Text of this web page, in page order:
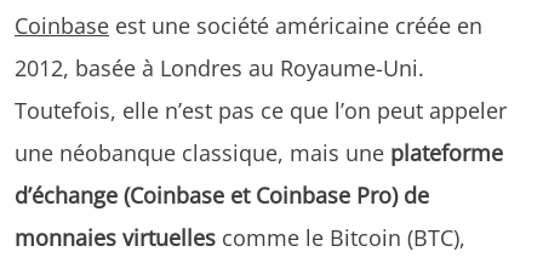
Coinbase est une société américaine créée en
2012, basée à Londres au Royaume-Uni.
Toutefois, elle n’est pas ce que l’on peut appeler
une néobanque classique, mais une plateforme
d’échange (Coinbase et Coinbase Pro) de
monnaies virtuelles comme le Bitcoin (BTC),